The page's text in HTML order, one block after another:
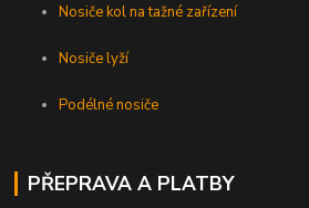
Nosiče kol na tažné zařízení
Nosiče lyží
Podélné nosiče
PŘEPRAVA A PLATBY